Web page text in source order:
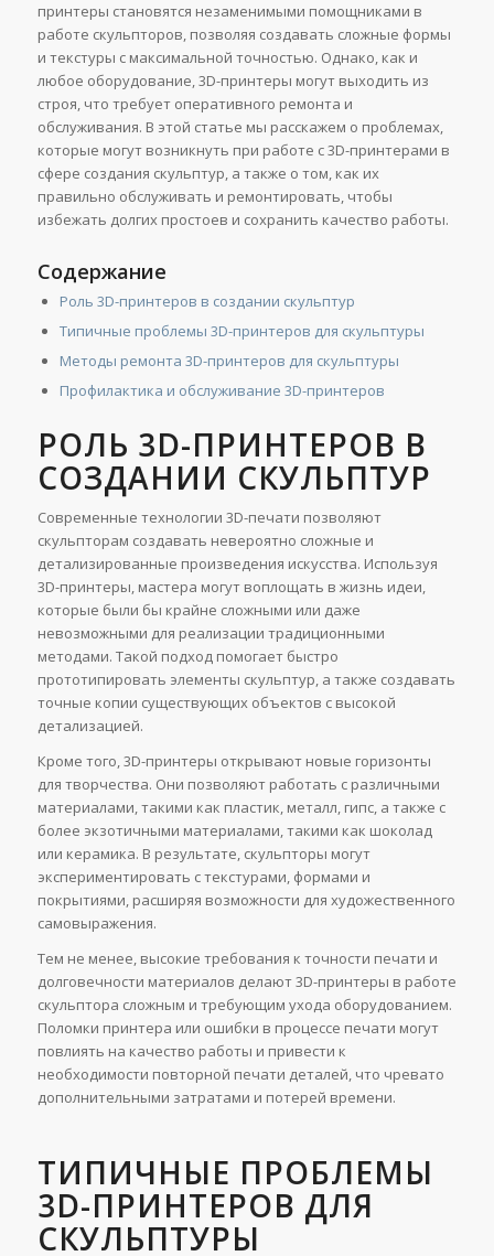
принтеры становятся незаменимыми помощниками в
работе скульпторов, позволяя создавать сложные формы
и текстуры с максимальной точностью. Однако, как и
любое оборудование, 3D-принтеры могут выходить из
строя, что требует оперативного ремонта и
обслуживания. В этой статье мы расскажем о проблемах,
которые могут возникнуть при работе с 3D-принтерами в
сфере создания скульптур, а также о том, как их
правильно обслуживать и ремонтировать, чтобы
избежать долгих простоев и сохранить качество работы.
Содержание
Роль 3D-принтеров в создании скульптур
Типичные проблемы 3D-принтеров для скульптуры
Методы ремонта 3D-принтеров для скульптуры
Профилактика и обслуживание 3D-принтеров
РОЛЬ 3D-ПРИНТЕРОВ В
СОЗДАНИИ СКУЛЬПТУР
Современные технологии 3D-печати позволяют
скульпторам создавать невероятно сложные и
детализированные произведения искусства. Используя
3D-принтеры, мастера могут воплощать в жизнь идеи,
которые были бы крайне сложными или даже
невозможными для реализации традиционными
методами. Такой подход помогает быстро
прототипировать элементы скульптур, а также создавать
точные копии существующих объектов с высокой
детализацией.
Кроме того, 3D-принтеры открывают новые горизонты
для творчества. Они позволяют работать с различными
материалами, такими как пластик, металл, гипс, а также с
более экзотичными материалами, такими как шоколад
или керамика. В результате, скульпторы могут
экспериментировать с текстурами, формами и
покрытиями, расширяя возможности для художественного
самовыражения.
Тем не менее, высокие требования к точности печати и
долговечности материалов делают 3D-принтеры в работе
скульптора сложным и требующим ухода оборудованием.
Поломки принтера или ошибки в процессе печати могут
повлиять на качество работы и привести к
необходимости повторной печати деталей, что чревато
дополнительными затратами и потерей времени.
ТИПИЧНЫЕ ПРОБЛЕМЫ
3D-ПРИНТЕРОВ ДЛЯ
СКУЛЬПТУРЫ